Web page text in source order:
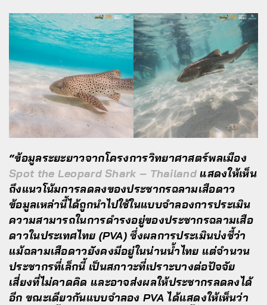
“ข้อมูลระยะยาวจากโครงการวิทยาศาสตร์พลเมือง
Spot the Leopard Shark – Thailandแสดงให้เห็น
ถึงแนวโน้มการลดลงของประชากรฉลามเสือดาว
ข้อมูลเหล่านี้ได้ถูกนำไปใช้ในแบบจำลองการประเมิน
ความสามารถในการดำรงอยู่ของประชากรฉลามเสือ
ดาวในประเทศไทย (PVA) ซึ่งผลการประเมินบ่งชี้ว่า
แม้ฉลามเสือดาวยังคงมีอยู่ในน่านน้ำไทย แต่จำนวน
ประชากรที่เล็กนี้ เป็นสภาวะที่เปราะบางต่อปัจจัย
เสี่ยงที่ไม่คาดคิด และอาจส่งผลให้ประชากรลดลงได้
อีก ขณะเดียวกันแบบจำลอง PVA ได้แสดงให้เห็นว่า